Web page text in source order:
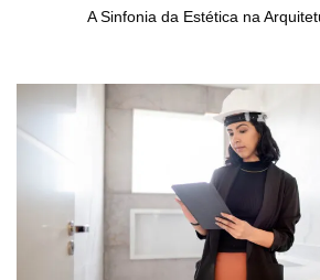
A Sinfonia da Estética na